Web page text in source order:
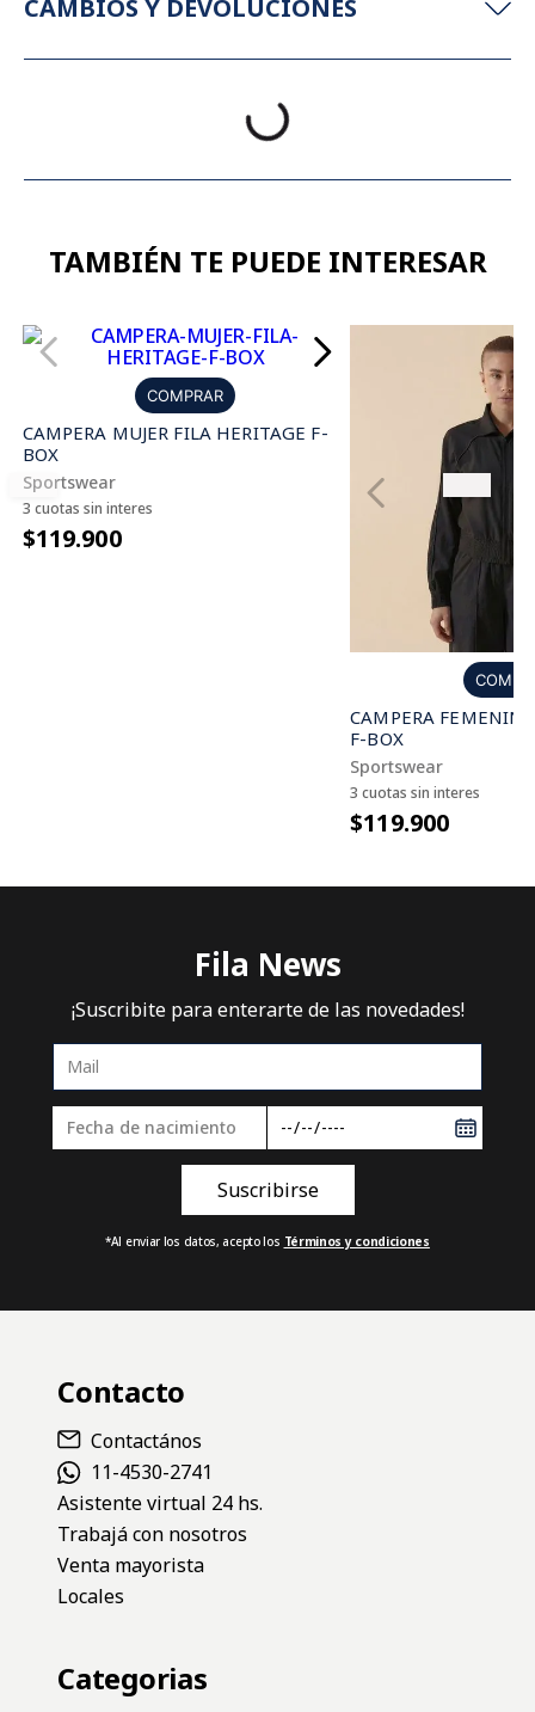
CAMBIOS Y DEVOLUCIONES
TAMBIÉN TE PUEDE INTERESAR
COMPRAR
CAMPERA MUJER FILA HERITAGE F-
BOX
Sportswear
3 cuotas sin interes
$119.900
CAMPERA
F-BOX
Sportswear
3 cuotas sin interes
$119.900
Fila News
¡Suscribite para enterarte de las novedades!
*Al enviar los datos, acepto los Términos y condiciones
Contacto
Contactános
11-4530-2741
Asistente virtual 24 hs.
Trabajá con nosotros
Venta mayorista
Locales
Categorias